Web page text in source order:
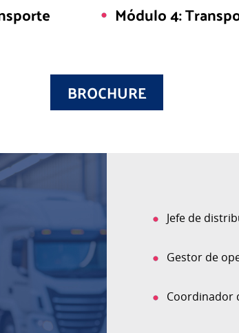
Módulo 4:
BROCHURE
Jefe de
Gestor de
Coordinador